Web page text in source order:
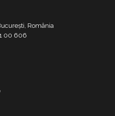
România
00 606